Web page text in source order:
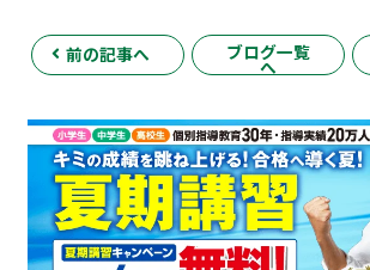
前の記事へ ブログ一覧
へ